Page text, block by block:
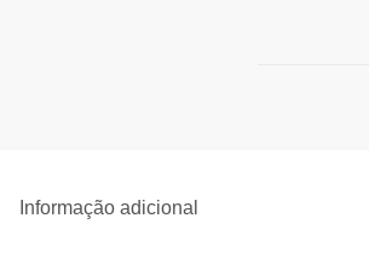
Informação adicional